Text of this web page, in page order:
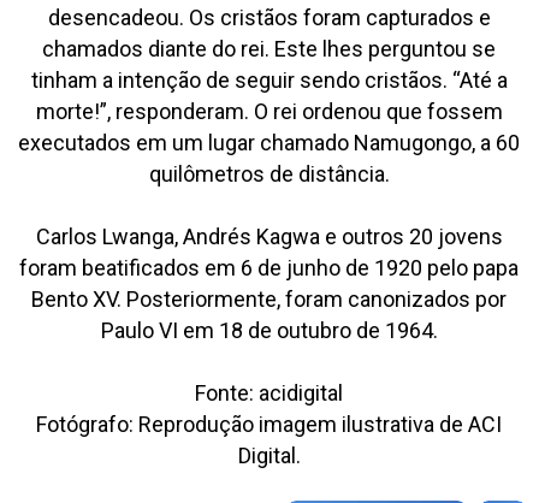
desencadeou. Os cristãos foram capturados e
chamados diante do rei. Este lhes perguntou se
tinham a intenção de seguir sendo cristãos. “Até a
morte!”, responderam. O rei ordenou que fossem
executados em um lugar chamado Namugongo, a 60
quilômetros de distância.
Carlos Lwanga, Andrés Kagwa e outros 20 jovens
foram beatificados em 6 de junho de 1920 pelo papa
Bento XV. Posteriormente, foram canonizados por
Paulo VI em 18 de outubro de 1964.
Fonte: acidigital
Fotógrafo: Reprodução imagem ilustrativa de ACI
Digital.